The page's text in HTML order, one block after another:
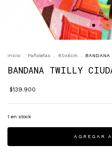
Inicio Pañoletas 80x6cm BANDANA
BANDANA TWILLY
$139.900
1 en stock